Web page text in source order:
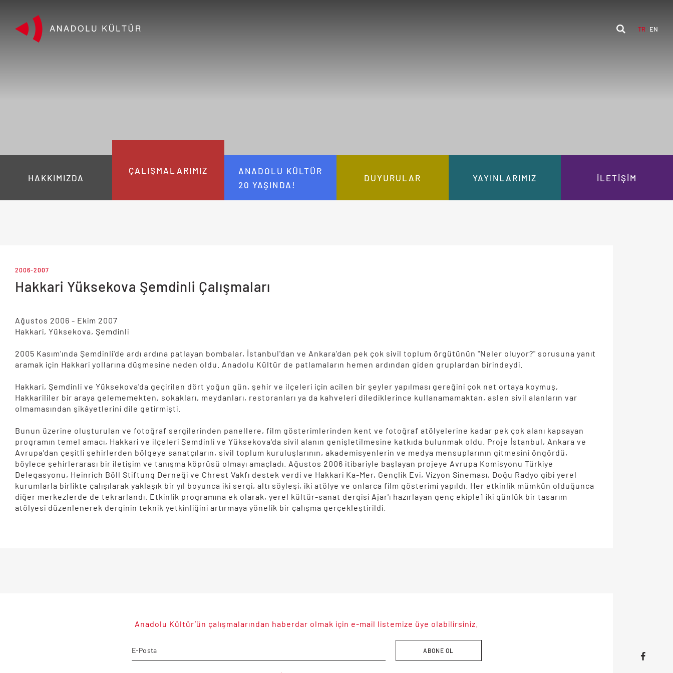
TR EN
HAKKIMIZDA
ÇALIŞMALARIMIZ
ANADOLU KÜLTÜR
20 YAŞINDA!
DUYURULAR YAYINLARIMIZ İLETİŞİM
2006-2007
Hakkari Yüksekova Şemdinli Çalışmaları
Ağustos 2006 - Ekim 2007
Hakkari, Yüksekova, Şemdinli
2005 Kasım'ında Şemdinli'de ardı ardına patlayan bombalar, İstanbul'dan ve Ankara'dan pek çok sivil toplum örgütünün "Neler oluyor?" sorusuna yanıt
aramak için Hakkari yollarına düşmesine neden oldu. Anadolu Kültür de patlamaların hemen ardından giden gruplardan birindeydi.
Hakkari, Şemdinli ve Yüksekova'da geçirilen dört yoğun gün, şehir ve ilçeleri için acilen bir şeyler yapılması gereğini çok net ortaya koymuş,
Hakkarililer bir araya gelememekten, sokakları, meydanları, restoranları ya da kahveleri dilediklerince kullanamamaktan, aslen sivil alanların var
olmamasından şikâyetlerini dile getirmişti.
Bunun üzerine oluşturulan ve fotoğraf sergilerinden panellere, film gösterimlerinden kent ve fotoğraf atölyelerine kadar pek çok alanı kapsayan
programın temel amacı, Hakkari ve ilçeleri Şemdinli ve Yüksekova'da sivil alanın genişletilmesine katkıda bulunmak oldu. Proje İstanbul, Ankara ve
Avrupa'dan çeşitli şehirlerden bölgeye sanatçıların, sivil toplum kuruluşlarının, akademisyenlerin ve medya mensuplarının gitmesini öngördü,
böylece şehirlerarası bir iletişim ve tanışma köprüsü olmayı amaçladı. Ağustos 2006 itibariyle başlayan projeye Avrupa Komisyonu Türkiye
Delegasyonu, Heinrich Böll Stiftung Derneği ve Chrest Vakfı destek verdi ve Hakkari Ka-Mer, Gençlik Evi, Vizyon Sineması, Doğu Radyo gibi yerel
kurumlarla birlikte çalışılarak yaklaşık bir yıl boyunca iki sergi, altı söyleşi, iki atölye ve onlarca film gösterimi yapıldı. Her etkinlik mümkün olduğunca
diğer merkezlerde de tekrarlandı. Etkinlik programına ek olarak, yerel kültür-sanat dergisi Ajar'ı hazırlayan genç ekiple1 iki günlük bir tasarım
atölyesi düzenlenerek derginin teknik yetkinliğini artırmaya yönelik bir çalışma gerçekleştirildi.
Anadolu Kültür’ün çalışmalarından haberdar olmak için e-mail listemize üye olabilirsiniz.
ABONE OL